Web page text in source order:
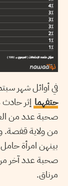
في أوائل شهر
حتفهما إثر
صحبة عدد من
من ولاية قفصة.
بينهن امرأة
صحبة عدد آخر
مرناق.